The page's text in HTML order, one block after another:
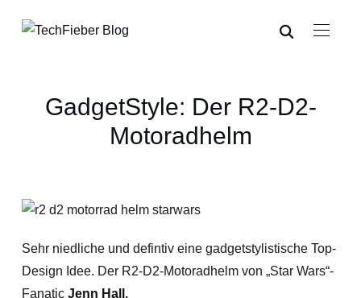
GadgetStyle: Der R2-D2-
Motoradhelm
Sehr niedliche und defintiv eine gadgetstylistische Top-
Design Idee. Der R2-D2-Motoradhelm von „Star Wars“-
Fanatic Jenn Hall.